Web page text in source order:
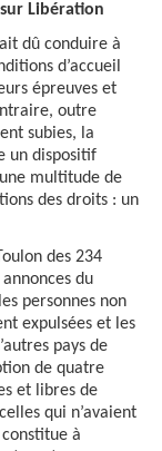
Libération
dû conduire à
d’accueil
épreuves et
outre
subies, la
un dispositif
multitude de
des droits : un
des 234
du
personnes non
expulsées et les
pays de
de quatre
et libres de
qui n’avaient
à